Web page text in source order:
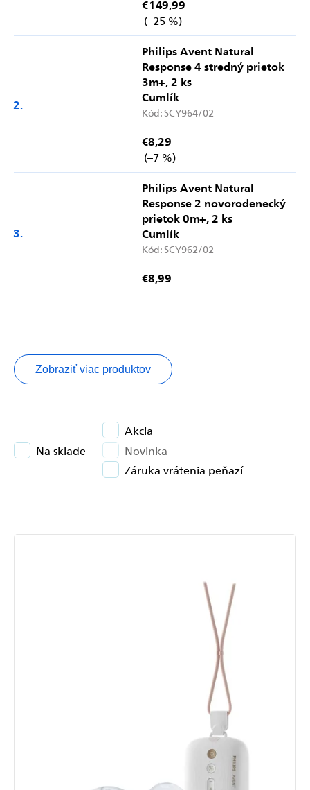
(–25 %)
€149,99
Philips Avent Natural
Response 4 stredný prietok
3m+, 2 ks
Cumlík
Kód:SCY964/02
(–7 %)
€8,29
Philips Avent Natural
Response 2 novorodenecký
prietok 0m+, 2 ks
Cumlík
Kód:SCY962/02
€8,99
Zobraziť viac produktov
Na sklade
Akcia
Novinka
Záruka vrátenia peňazí